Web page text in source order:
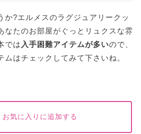
か?エルメスのラグジュアリークッ
なたのお部屋がぐっとリュクスな雰
では 入手困難アイテムが多いので、
ムはチェックしてみて下さいね。
お気に入りに追加する